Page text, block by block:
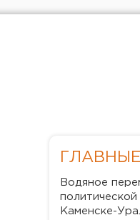
Водяное
Каменске-